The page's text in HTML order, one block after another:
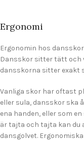
Ergonomi
Ergonomin hos
Dansskor sitter tätt och
dansskorna sitter exakt
Vanliga skor har oftast
eller sula, dansskor ska
ena handen, eller som
är tajta och tajta kan du
dansgolvet.